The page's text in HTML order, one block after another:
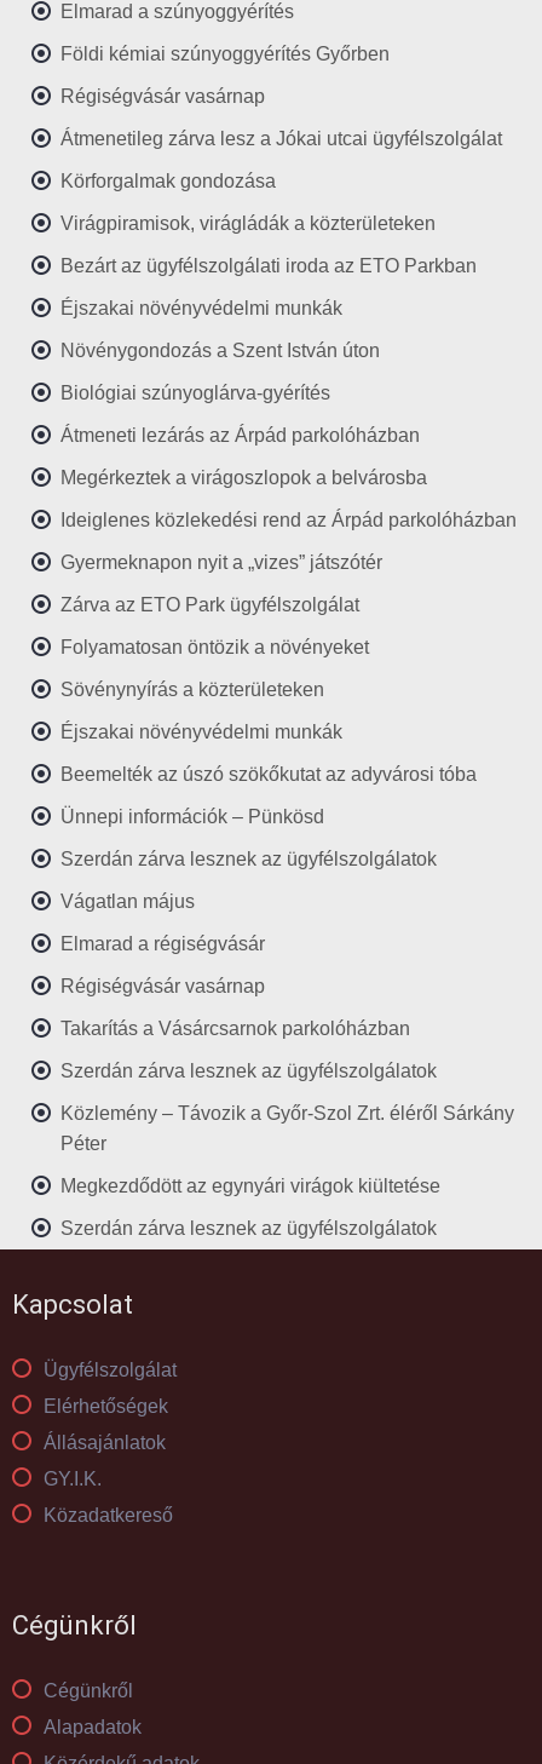
Elmarad a szúnyoggyérítés
Földi kémiai szúnyoggyérítés Győrben
Régiségvásár vasárnap
Átmenetileg zárva lesz a Jókai utcai ügyfélszolgálat
Körforgalmak gondozása
Virágpiramisok, virágládák a közterületeken
Bezárt az ügyfélszolgálati iroda az ETO Parkban
Éjszakai növényvédelmi munkák
Növénygondozás a Szent István úton
Biológiai szúnyoglárva-gyérítés
Átmeneti lezárás az Árpád parkolóházban
Megérkeztek a virágoszlopok a belvárosba
Ideiglenes közlekedési rend az Árpád parkolóházban
Gyermeknapon nyit a „vizes” játszótér
Zárva az ETO Park ügyfélszolgálat
Folyamatosan öntözik a növényeket
Sövénynyírás a közterületeken
Éjszakai növényvédelmi munkák
Beemelték az úszó szökőkutat az adyvárosi tóba
Ünnepi információk – Pünkösd
Szerdán zárva lesznek az ügyfélszolgálatok
Vágatlan május
Elmarad a régiségvásár
Régiségvásár vasárnap
Takarítás a Vásárcsarnok parkolóházban
Szerdán zárva lesznek az ügyfélszolgálatok
Közlemény – Távozik a Győr-Szol Zrt. éléről Sárkány
Péter
Megkezdődött az egynyári virágok kiültetése
Szerdán zárva lesznek az ügyfélszolgálatok
Kapcsolat
Ügyfélszolgálat
Elérhetőségek
Állásajánlatok
GY.I.K.
Közadatkereső
Cégünkről
Cégünkről
Alapadatok